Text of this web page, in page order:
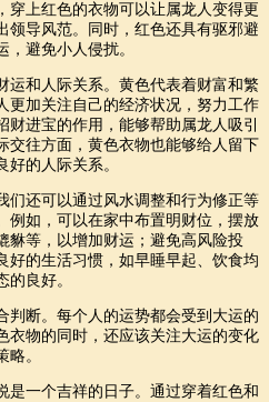
穿上红色的衣物可以让属龙人变得更
领导风范。同时，红色还具有驱邪避
避免小人侵扰。
运和人际关系。黄色代表着财富和繁
更加关注自己的经济状况，努力工作
进宝的作用，能够帮助属龙人吸引
交往方面，黄色衣物也能够给人留下
的人际关系。
们还可以通过风水调整和行为修正等
例如，可以在家中布置明财位，摆放
貅等，以增加财运；避免高风险投
好的生活习惯，如早睡早起、饮食均
良好。
判断。每个人的运势都会受到大运的
衣物的同时，还应该关注大运的变化
。
是一个吉祥的日子。通过穿着红色和